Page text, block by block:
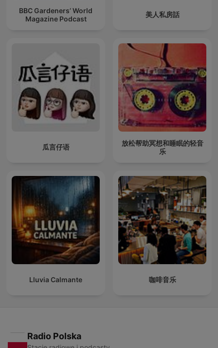
BBC Gardeners’ World
Magazine Podcast
美人私房話
瓜言仔语
放松帮助冥想和睡眠的轻音
乐
Lluvia Calmante 咖啡音乐
Radio Polska